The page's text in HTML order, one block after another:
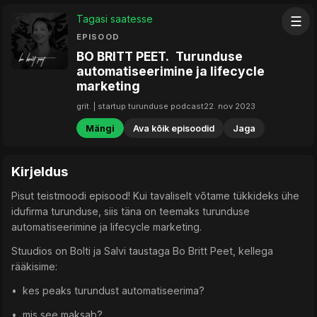
☰
Tagasi saatesse
EPISOOD
BO BRITT PEET. Turunduse
automatiseerimine ja lifecycle
marketing
grit. | startup turunduse podcast22. nov 2023
Mängi Ava kõik episoodid Jaga
Kirjeldus
Pisut teistmoodi episood! Kui tavaliselt võtame tükkideks ühe
idufirma turunduse, siis täna on teemaks turunduse
automatiseerimine ja lifecycle marketing.
Stuudios on Bolti ja Salvi taustaga Bo Britt Peet, kellega
rääkisime:
• kes peaks turundust automatiseerima?